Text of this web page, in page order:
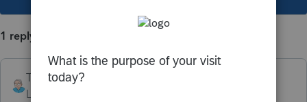
1 reply
TDallaire
Level 6